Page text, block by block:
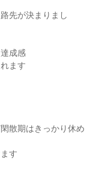
先が決まりまし
成感
ます
散期はきっかり休め
す